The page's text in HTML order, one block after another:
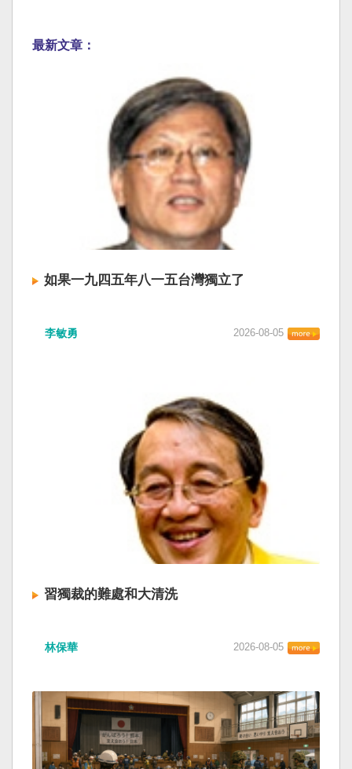
最新文章：
如果一九四五年八一五台灣獨立了
李敏勇 2026-08-05
習獨裁的難處和大清洗
林保華 2026-08-05